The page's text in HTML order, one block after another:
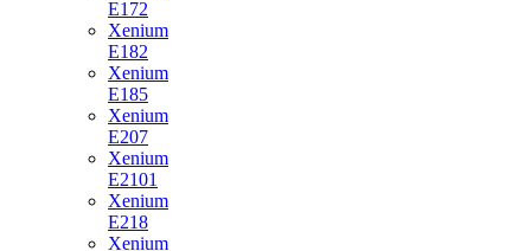
E172
Xenium
E182
Xenium
E185
Xenium
E207
Xenium
E2101
Xenium
E218
Xenium